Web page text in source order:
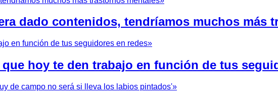
dado contenidos, tendríamos muchos más
hoy te den trabajo en función de tus